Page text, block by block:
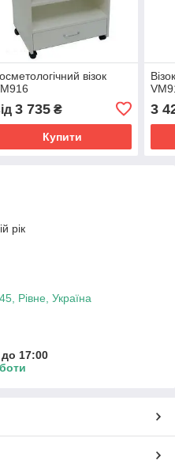
візок
3 735₴
Купити
3
рік
Рівне, Україна
17:00